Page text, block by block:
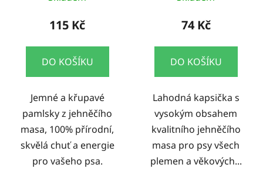
115 Kč
DO KOŠÍKU
Jemné a křupavé
pamlsky z jehněčího
masa, 100% přírodní,
skvělá chuť a energie
pro vašeho psa.
74 Kč
DO KOŠÍKU
Lahodná kapsička s
vysokým obsahem
kvalitního jehněčího
masa pro psy všech
plemen a věkových...